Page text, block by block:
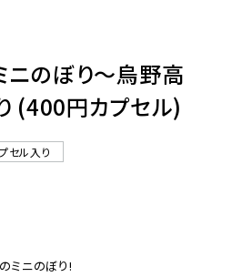
ニのぼり〜烏野高
(400円カプセル)
セル入り
ミニのぼり!